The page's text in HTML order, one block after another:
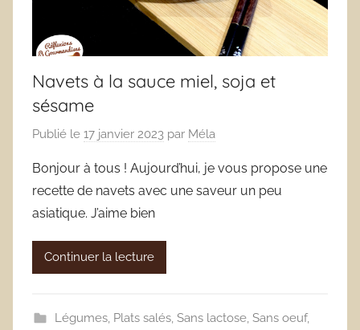
Navets à la sauce miel, soja et
sésame
Publié le 17 janvier 2023 par Méla
Bonjour à tous ! Aujourd’hui, je vous propose une
recette de navets avec une saveur un peu
asiatique. J’aime bien
Continuer la lecture
Légumes, Plats salés, Sans lactose, Sans oeuf,